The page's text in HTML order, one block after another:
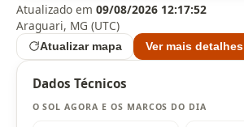
Atualizado em09/08/2026 12:17:52
Araguari, MG (UTC)
Atualizar mapa Ver mais detalhes
Dados Técnicos
O SOL AGORA E OS MARCOS DO DIA